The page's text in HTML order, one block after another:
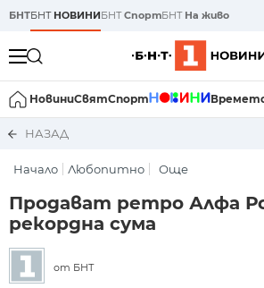
БНТБНТ НОВИНИБНТСпортБНТ На живо
НовиниСвятСпорт
НАЗАД
Начало Любопитно Още
Продават ретро Алфа
рекордна сума
от БНТ